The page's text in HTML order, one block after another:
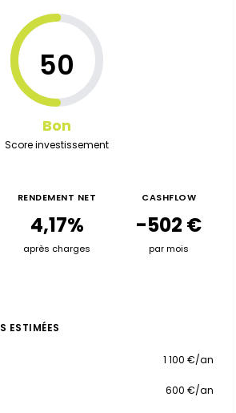
50
Bon
Score investissement
RENDEMENT NET
4,17%
après charges
CASHFLOW
-502 €
par mois
ESTIMÉES
1 100 €/an
600 €/an